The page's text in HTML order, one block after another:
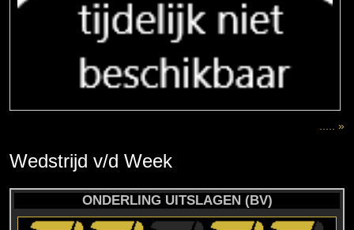
..... »
Wedstrijd v/d Week
ONDERLING UITSLAGEN (BV)